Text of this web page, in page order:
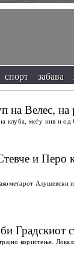
спорт забава
на Велес, на
клуба, меѓу нив и од
и Перо
Алушевски
Градскиот
користење.